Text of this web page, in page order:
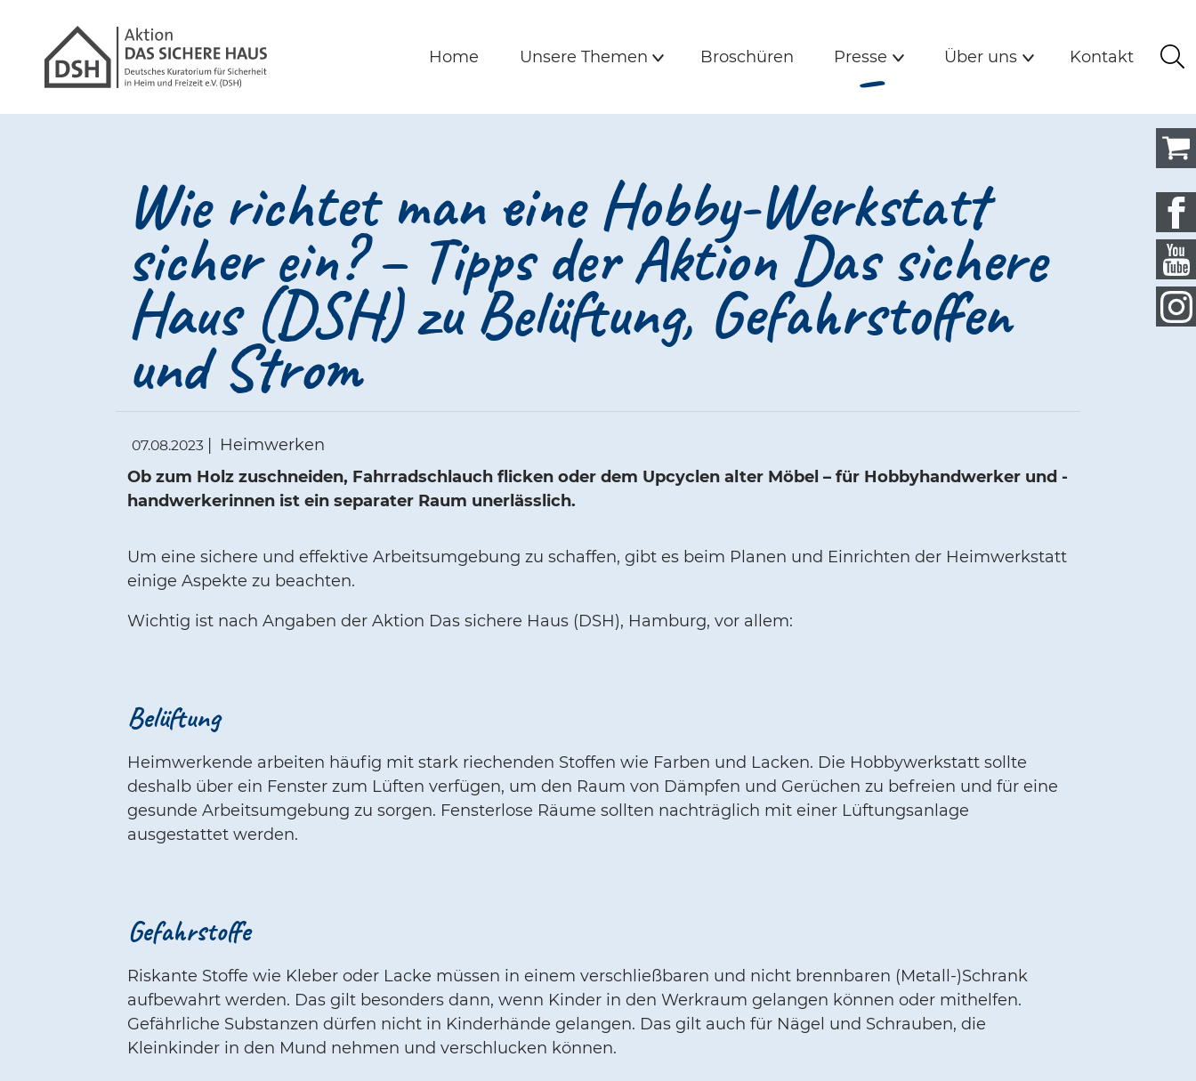
Gathmann Michaelis und Freunde | Detail
Hauptmenü
Home
Home Unsere Themen
Unsere Themen Broschüren
Broschüren Presse
Presse (Aktiv)
Untermenü
Über uns
Über uns Kontakt
Kontakt
Wie richtet man eine Hobby-Werkstatt
sicher ein? – Tipps der Aktion Das sichere
Haus (DSH) zu Belüftung, Gefahrstoffen
und Strom
07.08.2023
Heimwerken
Ob zum Holz zuschneiden, Fahrradschlauch flicken oder dem Upcyclen alter Möbel – für Hobbyhandwerker und -
handwerkerinnen ist ein separater Raum unerlässlich.
Um eine sichere und effektive Arbeitsumgebung zu schaffen, gibt es beim Planen und Einrichten der Heimwerkstatt
einige Aspekte zu beachten.
Wichtig ist nach Angaben der Aktion Das sichere Haus (DSH), Hamburg, vor allem:
Belüftung
Heimwerkende arbeiten häufig mit stark riechenden Stoffen wie Farben und Lacken. Die Hobbywerkstatt sollte
deshalb über ein Fenster zum Lüften verfügen, um den Raum von Dämpfen und Gerüchen zu befreien und für eine
gesunde Arbeitsumgebung zu sorgen. Fensterlose Räume sollten nachträglich mit einer Lüftungsanlage
ausgestattet werden.
Gefahrstoffe
Riskante Stoffe wie Kleber oder Lacke müssen in einem verschließbaren und nicht brennbaren (Metall-)Schrank
aufbewahrt werden. Das gilt besonders dann, wenn Kinder in den Werkraum gelangen können oder mithelfen.
Gefährliche Substanzen dürfen nicht in Kinderhände gelangen. Das gilt auch für Nägel und Schrauben, die
Kleinkinder in den Mund nehmen und verschlucken können.